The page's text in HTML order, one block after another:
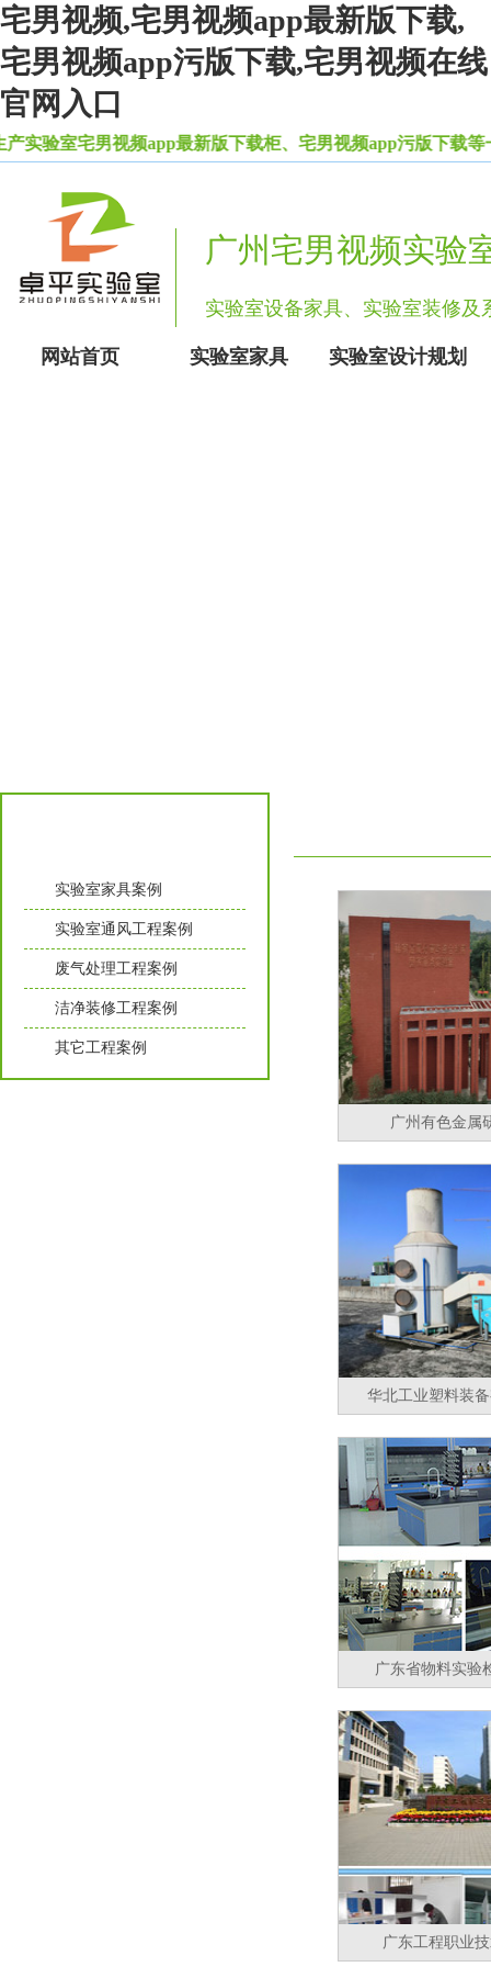
宅男视频,宅男视频app最新版下载,
宅男视频app污版下载,宅男视频在线
官网入口
验室宅男视频app最新版下载柜、宅男视频app污版下载等一
广州宅男视频实验
实验室设备家具、实验室装修
网站首页 实验室家具 实验室设计规划
实验室家具案例
实验室通风工程案例
废气处理工程案例
洁净装修工程案例
其它工程案例
广州有色金属
华北工业塑料装
广东省物料实验
广东工程职业